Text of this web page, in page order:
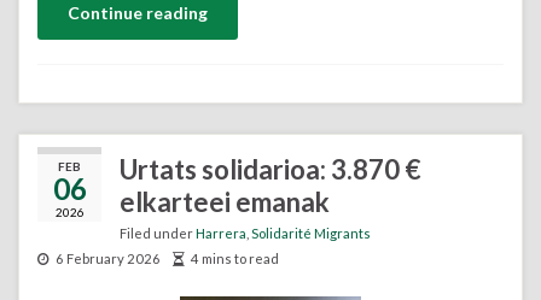
Continue reading
FEB
06
2026
Urtats solidarioa: 3.870 €
elkarteei emanak
Filed underHarrera Solidarité Migrants
6 February 2026
4 mins to read